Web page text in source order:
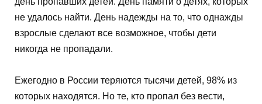
не удалось найти. День надежды на то, что однажды
взрослые сделают все возможное, чтобы дети
никогда не пропадали.
Ежегодно в России теряются тысячи детей, 98% из
которых находятся. Но те, кто пропал без вести,